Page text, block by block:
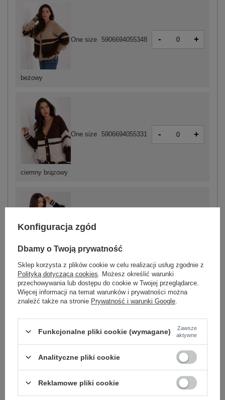
ciemny brązowy
One size 5906694055331 - +
beżowy
One size 5906694055348 - +
czarny
One size
ZALOGUJ SIĘ I ZOBACZ CENĘ
Masz pytanie? Chętnie pomożemy.
Zadzwoń+48 601 547 740 Zadaj pytanie
skład materiału : 65% poliakryl, 17% poliamid, 9%
wełna, 9% wiskoza
Konfiguracja zgód
Dbamy o Twoją prywatność
Sklep korzysta z plików cookie w celu realizacji usług zgodnie z
Polityką dotyczącą cookies . Możesz określić warunki
przechowywania lub dostępu do cookie w Twojej przeglądarce.
Więcej informacji na temat warunków i prywatności można
znaleźć także na stronie Prywatność i warunki Google
Funkcjonalne pliki cookie (wymagane)
Zawsze
aktywne
Analityczne pliki cookie
Reklamowe pliki cookie